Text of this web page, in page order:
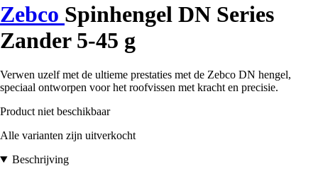
Zebco Spinhengel DN Series
Zander 5-45 g
Verwen uzelf met de ultieme prestaties met de Zebco DN hengel,
speciaal ontworpen voor het roofvissen met kracht en precisie.
Product niet beschikbaar
Alle varianten zijn uitverkocht
Beschrijving